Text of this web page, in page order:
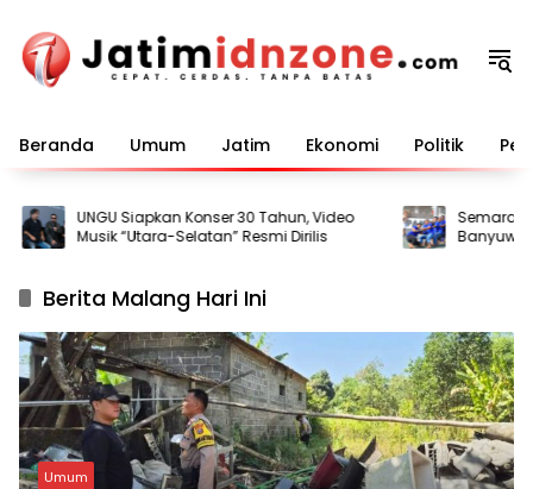
konten
Beranda Umum Jatim Ekonomi Politik
UNGU Siapkan Konser 30 Tahun, Video
Musik “Utara-Selatan” Resmi Dirilis
Semarak
Banyuwangi
bagi Warga
Berita Malang Hari Ini
Umum